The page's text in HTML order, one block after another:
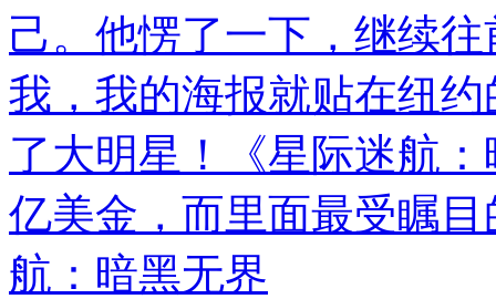
己。他愣了一下，继续
我，我的海报就贴在纽
了大明星！《星际迷航
亿美金，而里面最受瞩
航：暗黑无界